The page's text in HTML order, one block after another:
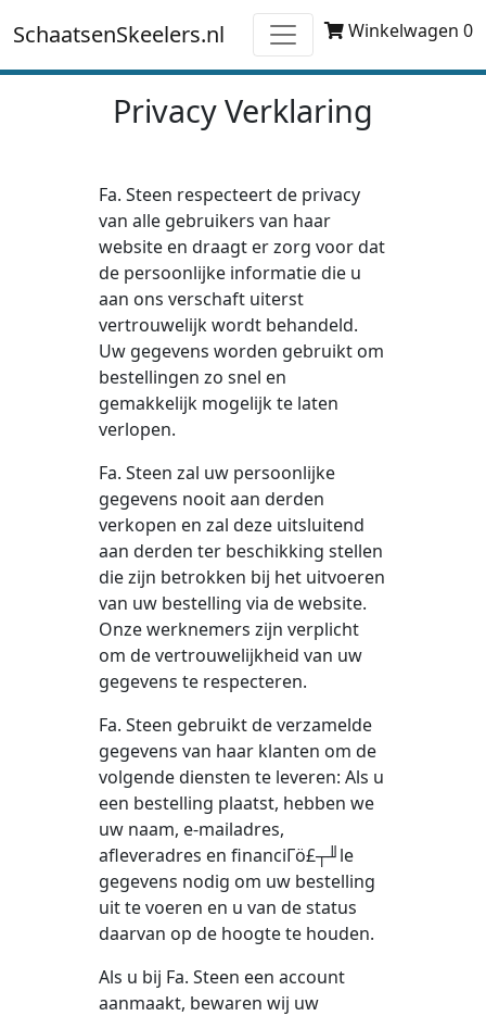
SchaatsenSkeelers.nl Winkelwagen 0
Privacy Verklaring
Fa. Steen respecteert de privacy
van alle gebruikers van haar
website en draagt er zorg voor dat
de persoonlijke informatie die u
aan ons verschaft uiterst
vertrouwelijk wordt behandeld.
Uw gegevens worden gebruikt om
bestellingen zo snel en
gemakkelijk mogelijk te laten
verlopen.
Fa. Steen zal uw persoonlijke
gegevens nooit aan derden
verkopen en zal deze uitsluitend
aan derden ter beschikking stellen
die zijn betrokken bij het uitvoeren
van uw bestelling via de website.
Onze werknemers zijn verplicht
om de vertrouwelijkheid van uw
gegevens te respecteren.
Fa. Steen gebruikt de verzamelde
gegevens van haar klanten om de
volgende diensten te leveren: Als u
een bestelling plaatst, hebben we
uw naam, e-mailadres,
afleveradres en financiΓö£┬╜le
gegevens nodig om uw bestelling
uit te voeren en u van de status
daarvan op de hoogte te houden.
Als u bij Fa. Steen een account
aanmaakt, bewaren wij uw